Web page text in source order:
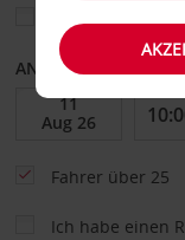
ANFANGSDATUM
Fahrer über 25
Ich habe einen